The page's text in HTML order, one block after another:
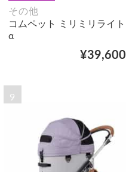
その他
コムペット ミリミリライト
α
¥39,600
9